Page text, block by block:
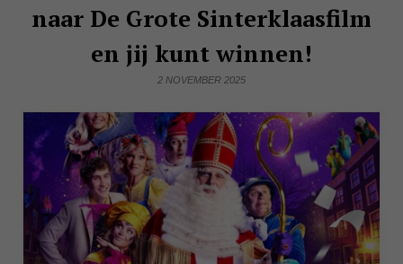
naar De Grote Sinterklaasfilm
en jij kunt winnen!
2 NOVEMBER 2025